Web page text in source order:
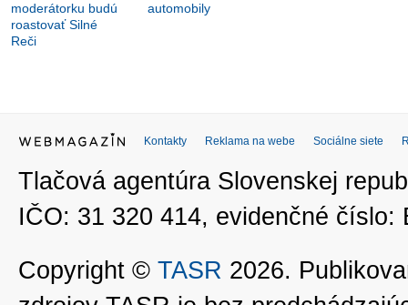
moderátorku budú
roastovať Silné
Reči
automobily
Kontakty Reklama na webe Sociálne siete
Tlačová agentúra Slovenskej
IČO: 31 320 414, evidenčné číslo:
Copyright © TASR 2026.